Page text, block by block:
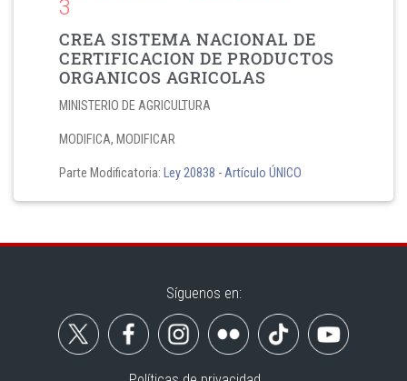
3
CREA SISTEMA NACIONAL DE
CERTIFICACION DE PRODUCTOS
ORGANICOS AGRICOLAS
MINISTERIO DE AGRICULTURA
MODIFICA, MODIFICAR
Parte Modificatoria: Ley 20838 - Artículo ÚNICO
Síguenos en: